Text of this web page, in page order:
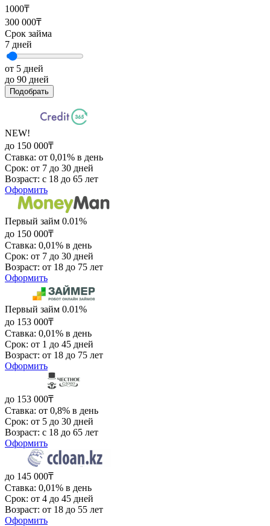
1000₸
300 000₸
Срок займа
7 дней
от 5 дней
до 90 дней
Подобрать
NEW!
до 150 000₸
Ставка: от 0,01% в день
Срок: от 7 до 30 дней
Возраст: с 18 до 65 лет
Оформить
Первый займ 0.01%
до 150 000₸
Ставка: 0,01% в день
Срок: от 7 до 30 дней
Возраст: от 18 до 75 лет
Оформить
Первый займ 0.01%
до 153 000₸
Ставка: 0,01% в день
Срок: от 1 до 45 дней
Возраст: от 18 до 75 лет
Оформить
до 153 000₸
Ставка: от 0,8% в день
Срок: от 5 до 30 дней
Возраст: с 18 до 65 лет
Оформить
до 145 000₸
Ставка: 0,01% в день
Срок: от 4 до 45 дней
Возраст: от 18 до 55 лет
Оформить